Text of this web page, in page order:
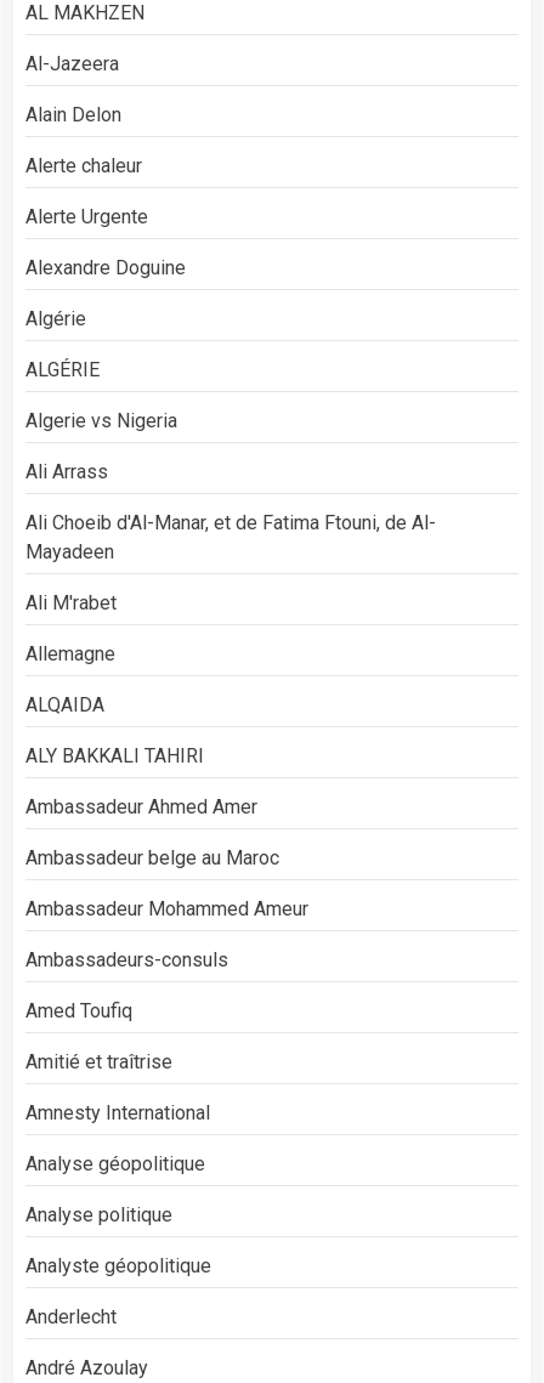
AL MAKHZEN
Al-Jazeera
Alain Delon
Alerte chaleur
Alerte Urgente
Alexandre Doguine
Algérie
ALGÉRIE
Algerie vs Nigeria
Ali Arrass
Ali Choeib d'Al-Manar, et de Fatima Ftouni, de Al-
Mayadeen
Ali M'rabet
Allemagne
ALQAIDA
ALY BAKKALI TAHIRI
Ambassadeur Ahmed Amer
Ambassadeur belge au Maroc
Ambassadeur Mohammed Ameur
Ambassadeurs-consuls
Amed Toufiq
Amitié et traîtrise
Amnesty International
Analyse géopolitique
Analyse politique
Analyste géopolitique
Anderlecht
André Azoulay